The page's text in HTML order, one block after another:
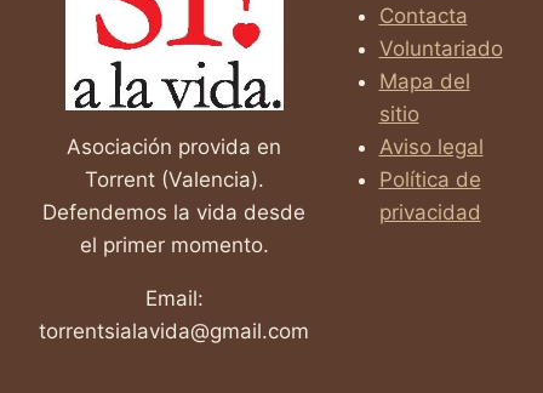
Asociación provida en
Torrent (Valencia).
Defendemos la vida desde
el primer momento.
Email:
torrentsialavida@gmail.com
Contacta
Voluntariado
Mapa del
sitio
Aviso legal
Política de
privacidad